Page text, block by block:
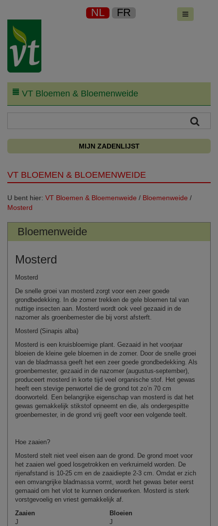
NL FR
VT Bloemen & Bloemenweide
MIJN ZADENLIJST
VT BLOEMEN & BLOEMENWEIDE
U bent hier: VT Bloemen & Bloemenweide / Bloemenweide /
Mosterd
Bloemenweide
Mosterd
Mosterd
De snelle groei van mosterd zorgt voor een zeer goede
grondbedekking. In de zomer trekken de gele bloemen tal van
nuttige insecten aan. Mosterd wordt ook veel gezaaid in de
nazomer als groenbemester die bij vorst afsterft.
Mosterd (Sinapis alba)
Mosterd is een kruisbloemige plant. Gezaaid in het voorjaar
bloeien de kleine gele bloemen in de zomer. Door de snelle groei
van de bladmassa geeft het een zeer goede grondbedekking. Als
groenbemester, gezaaid in de nazomer (augustus-september),
produceert mosterd in korte tijd veel organische stof. Het gewas
heeft een stevige penwortel die de grond tot zo’n 70 cm
doorworteld . Een belangrijke eigenschap van mosterd is dat het
gewas gemakkelijk stikstof opneemt en die, als ondergespitte
groenbemester, in de grond vrij geeft voor een volgende teelt.
Hoe zaaien?
Mosterd stelt niet veel eisen aan de grond. De grond moet voor
het zaaien wel goed losgetrokken en verkruimeld worden. De
rijenafstand is 10-25 cm en de zaaidiepte 2-3 cm. Omdat er zich
een omvangrijke bladmassa vormt, wordt het gewas beter eerst
gemaaid om het vlot te kunnen onderwerken. Mosterd is sterk
vorstgevoelig en vriest gemakkelijk af.
Zaaien
Bloeien
J
J